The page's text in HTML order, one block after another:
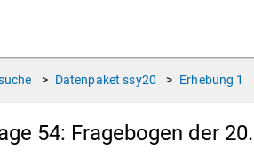
> Datenpaket ssy20 > Erhebung 1
54: Fragebogen der